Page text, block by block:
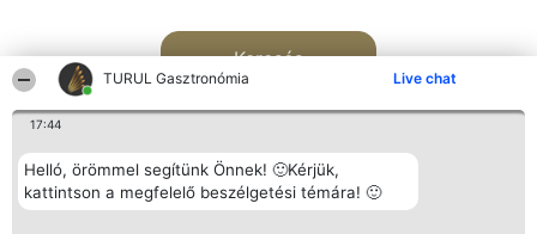
TURUL Gasztronómia Live chat
17:44
Helló, örömmel segítünk Önnek! 🙂Kérjük,
kattintson a megfelelő beszélgetési témára! 🙂
Keresés